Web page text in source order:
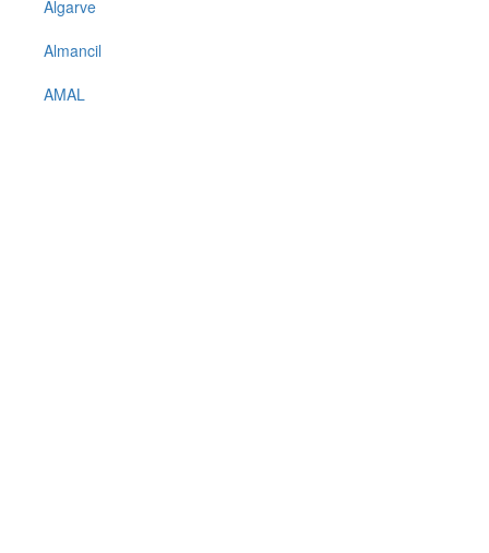
Algarve
Almancil
AMAL